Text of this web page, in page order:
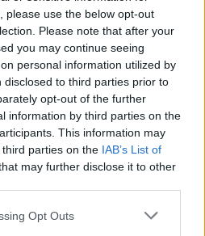
please use the below opt-out
Please note that after your
you may continue seeing
personal information utilized by
to third parties prior to
opt-out of the further
information by third parties on the
This information may
parties on the IAB’s List of
may further disclose it to other
Opt Outs
była to misja.
3 4 …
12
Następna